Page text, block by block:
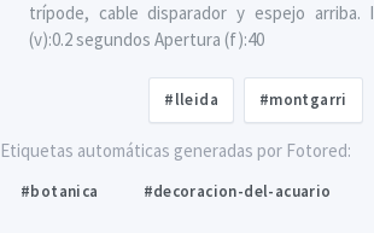
trípode, cable disparador y espejo arriba.
(v):0.2 segundos Apertura (f):40
#lleida #montgarri
Etiquetas automáticas generadas por Fotored:
#botanica #decoracion-del-acuario